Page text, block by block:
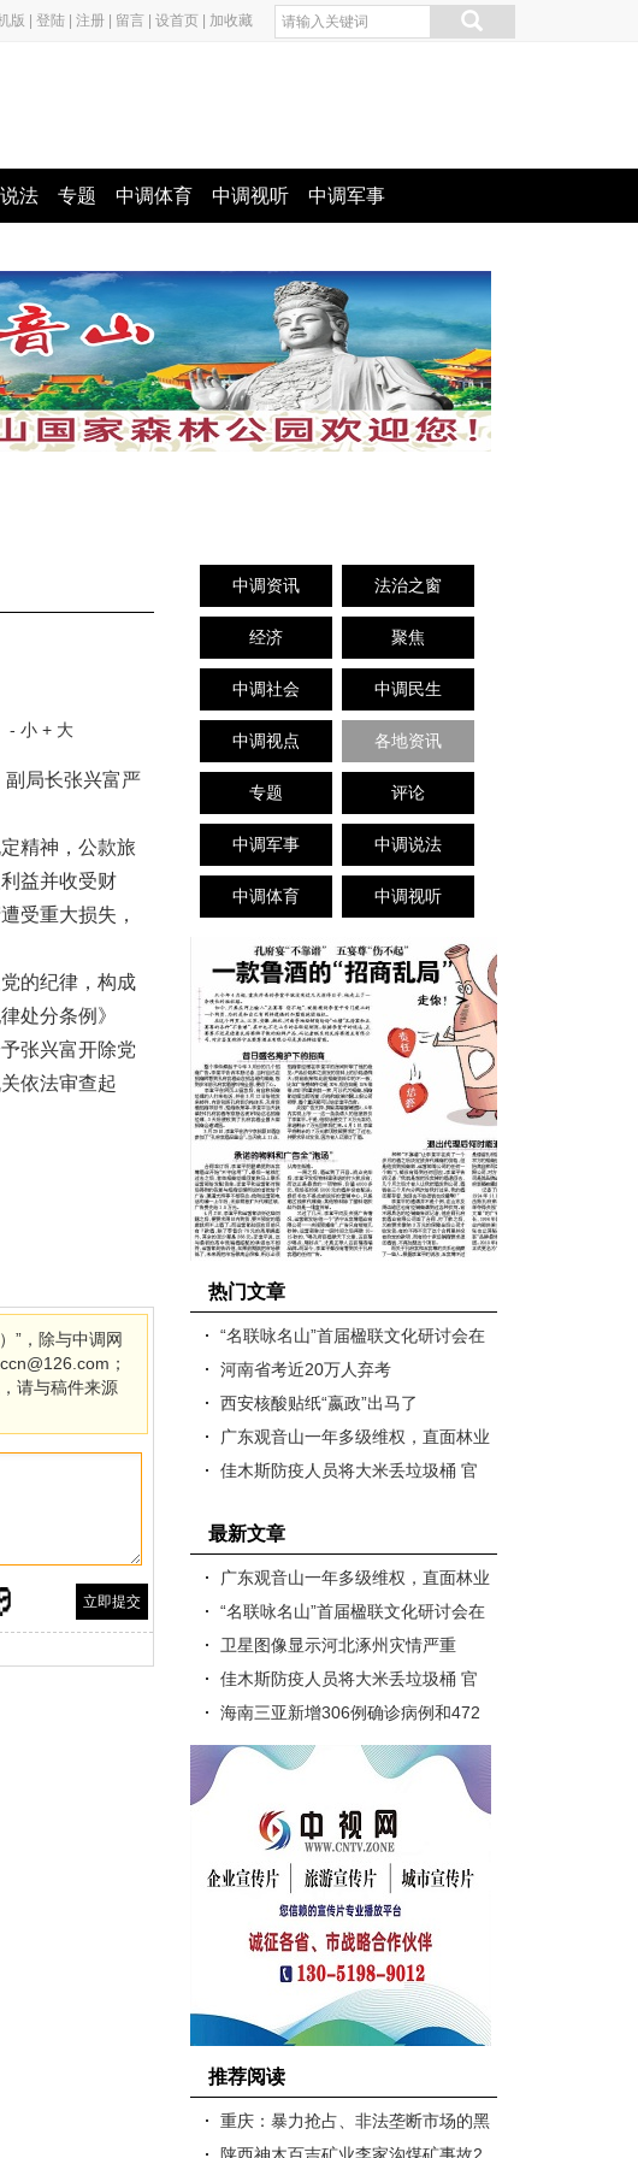
版 登陆 注册 留言 设首页 加收藏
法 专题 中调体育 中调视听 中调军事
- 小 + 大
局长张兴富严
精神，公款旅
益并收受财
受重大损失，
的纪律，构成
处分条例》
张兴富开除党
依法审查起
”，除与中调网
；
请与稿件来源
中调资讯 法治之窗
经济 聚焦
中调社会 中调民生
中调视点 各地资讯
专题 评论
中调军事 中调说法
中调体育 中调视听
热门文章
“名联咏名山”首届楹联文化研讨会在
观音山举行
河南省考近20万人弃考
西安核酸贴纸“嬴政”出马了
广东观音山一年多级维权，直面林业
主管部门行政不作为乱象
佳木斯防疫人员将大米丢垃圾桶 官
最新文章
广东观音山一年多级维权，直面林业
主管部门行政不作为乱象
“名联咏名山”首届楹联文化研讨会在
观音山举行
卫星图像显示河北涿州灾情严重
佳木斯防疫人员将大米丢垃圾桶 官
方：追责问责相关领导
海南三亚新增306例确诊病例和472
例无症状感染者
推荐阅读
重庆：暴力抢占、非法垄断市场的黑